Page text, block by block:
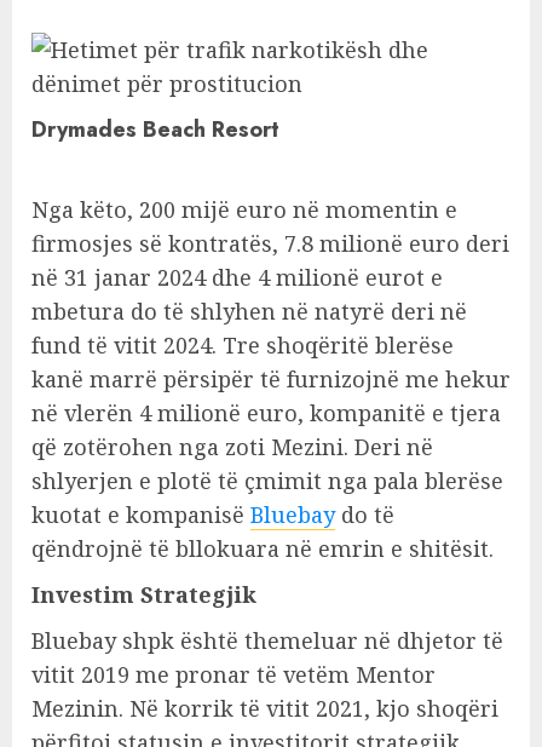
Drymades Beach Resort
Nga këto, 200 mijë euro në momentin e
firmosjes së kontratës, 7.8 milionë euro deri
në 31 janar 2024 dhe 4 milionë eurot e
mbetura do të shlyhen në natyrë deri në
fund të vitit 2024. Tre shoqëritë blerëse
kanë marrë përsipër të furnizojnë me hekur
në vlerën 4 milionë euro, kompanitë e tjera
që zotërohen nga zoti Mezini. Deri në
shlyerjen e plotë të çmimit nga pala blerëse
kuotat e kompanisë Bluebaydo të
qëndrojnë të bllokuara në emrin e shitësit.
Investim Strategjik
Bluebay shpk është themeluar në dhjetor të
vitit 2019 me pronar të vetëm Mentor
Mezinin. Në korrik të vitit 2021, kjo shoqëri